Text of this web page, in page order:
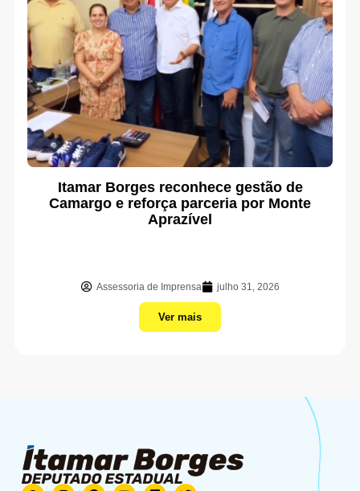
Itamar Borges reconhece gestão de
Camargo e reforça parceria por Monte
Aprazível
Assessoria de Imprensa julho 31, 2026
Ver mais